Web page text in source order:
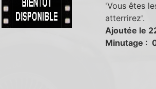
'Vous êtes
atterrirez'.
Ajoutée le
Minutage :